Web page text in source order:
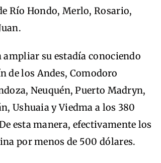
Río Hondo, Merlo, Rosario,
ampliar su estadía conociendo
de los Andes, Comodoro
Neuquén, Puerto Madryn,
Ushuaia y Viedma a los 380
esta manera, efectivamente los
por menos de 500 dólares.